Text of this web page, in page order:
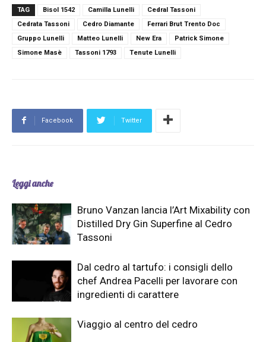
TAG Bisol 1542 Camilla Lunelli
Cedral Tassoni
Cedrata Tassoni
Cedro Diamante
Ferrari Brut Trento Doc
Gruppo Lunelli
Matteo Lunelli New Era
Patrick Simone
Simone Masè
Tassoni 1793 Tenute Lunelli
Facebook Twitter
Leggi anche
Bruno Vanzan lancia l’Art Mixability con
Distilled Dry Gin Superfine al Cedro
Tassoni
Dal cedro al tartufo: i consigli dello
chef Andrea Pacelli per lavorare con
ingredienti di carattere
Viaggio al centro del cedro